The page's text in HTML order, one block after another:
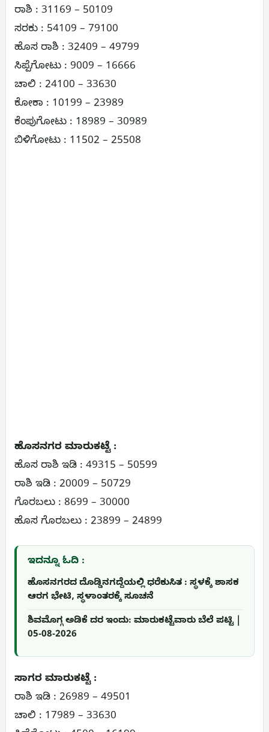
ರಾಶಿ : 31169 – 50109
ಸರಕು : 54109 – 79100
ಹೊಸ ರಾಶಿ : 32409 – 49799
ಸಿಪ್ಪೆಗೋಟು : 9009 – 16666
ಚಾಲಿ : 24100 – 33630
ಕೋಕಾ : 10199 – 23989
ಕೆಂಪುಗೋಟು : 18989 – 30989
ಬಿಳಿಗೋಟು : 11502 – 25508
ಹೊಸನಗರ ಮಾರುಕಟ್ಟೆ :
ಹೊಸ ರಾಶಿ ಇಡಿ : 49315 – 50599
ರಾಶಿ ಇಡಿ : 20009 – 50729
ಗೊರಬಲು : 8699 – 30000
ಹೊಸ ಗೊರಬಲು : 23899 – 24899
ಇದನ್ನೂ ಓದಿ :
ಹೊಸನಗರದ ದೊಡ್ಡಿನಗದ್ದೆಯಲ್ಲಿ ಧರೆಕುಸಿತ : ಸ್ಥಳಕ್ಕೆ ಶಾಸಕ
ಆರಗ ಭೇಟಿ, ಸ್ಥಳಾಂತರಕ್ಕೆ ಸೂಚನೆ
ಶಿವಮೊಗ್ಗ ಅಡಿಕೆ ದರ ಇಂದು: ಮಾರುಕಟ್ಟೆವಾರು ಬೆಲೆ ಪಟ್ಟಿ |
05-08-2026
ಸಾಗರ ಮಾರುಕಟ್ಟೆ :
ರಾಶಿ ಇಡಿ : 26989 – 49501
ಚಾಲಿ : 17989 – 33630